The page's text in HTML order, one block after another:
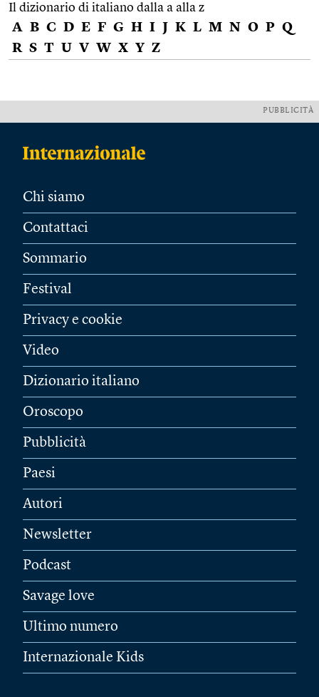
Il dizionario di italiano dalla a alla z
A B C D E F G H I J K L M N O P Q
R S T U V W X Y Z
PUBBLICITÀ
Chi siamo
Contattaci
Sommario
Festival
Privacy e cookie
Video
Dizionario italiano
Oroscopo
Pubblicità
Paesi
Autori
Newsletter
Podcast
Savage love
Ultimo numero
Internazionale Kids